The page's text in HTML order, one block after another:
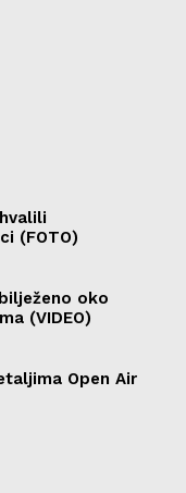
(FOTO)
oko
(VIDEO)
Open Air